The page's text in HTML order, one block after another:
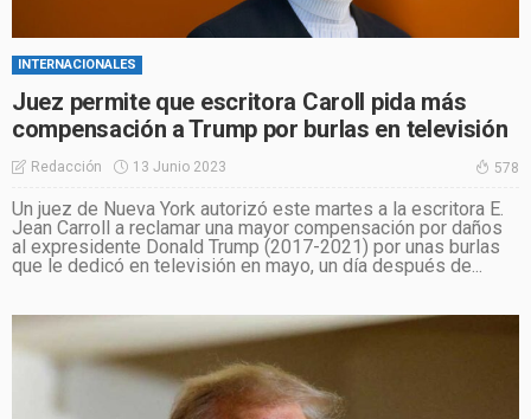
INTERNACIONALES
Juez permite que escritora Caroll pida más
compensación a Trump por burlas en televisión
Redacción 13 Junio 2023 578
Un juez de Nueva York autorizó este martes a la escritora E.
Jean Carroll a reclamar una mayor compensación por daños
al expresidente Donald Trump (2017-2021) por unas burlas
que le dedicó en televisión en mayo, un día después de...